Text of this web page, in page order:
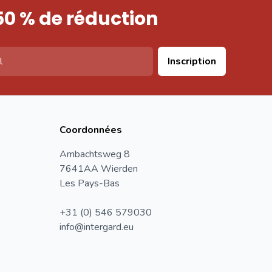
% de réduction
Inscription
Coordonnées
Ambachtsweg 8
7641AA Wierden
Les Pays-Bas
+31 (0) 546 579030
info@intergard.eu